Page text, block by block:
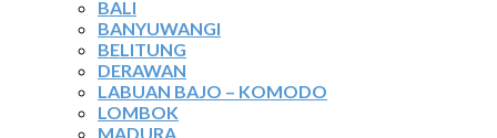
BALI
BANYUWANGI
BELITUNG
DERAWAN
LABUAN BAJO – KOMODO
LOMBOK
MADURA